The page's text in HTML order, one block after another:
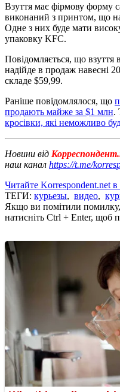
Взуття має фірмову форму
виконаний з принтом, що
Одне з них буде мати
упаковку KFC.
Повідомляється, що взуття
надійде в продаж навесні
складе $59,99.
Раніше повідомлялося, що
продають майже за $1 млн.
кросівки, які неможливо
Новини від
наш канал https://t.me/
Читайте Korrespondent.net
ТЕГИ: курьезы, видео,
Якщо ви помітили помилку,
натисніть Ctrl + Enter, щоб